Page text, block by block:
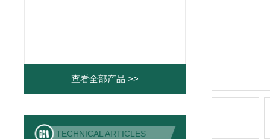
查看全部产品 >>
TECHNICAL ARTICLES